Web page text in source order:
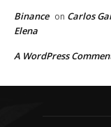
Binance on Carlos
Elena
A WordPress